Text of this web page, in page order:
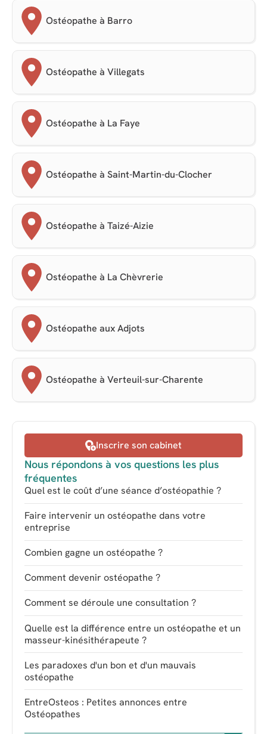
Ostéopathe à Barro
Ostéopathe à Villegats
Ostéopathe à La Faye
Ostéopathe à Saint-Martin-du-Clocher
Ostéopathe à Taizé-Aizie
Ostéopathe à La Chèvrerie
Ostéopathe aux Adjots
Ostéopathe à Verteuil-sur-Charente
Inscrire son cabinet
Nous répondons à vos questions les plus
fréquentes
Quel est le coût d’une séance d’ostéopathie ?
Faire intervenir un ostéopathe dans votre
entreprise
Combien gagne un ostéopathe ?
Comment devenir ostéopathe ?
Comment se déroule une consultation ?
Quelle est la différence entre un ostéopathe et un
masseur-kinésithérapeute ?
Les paradoxes d'un bon et d'un mauvais
ostéopathe
EntreOsteos : Petites annonces entre
Ostéopathes